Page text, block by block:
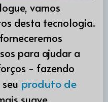
vamos
desta tecnologia.
para ajudar a
- fazendo
produto de